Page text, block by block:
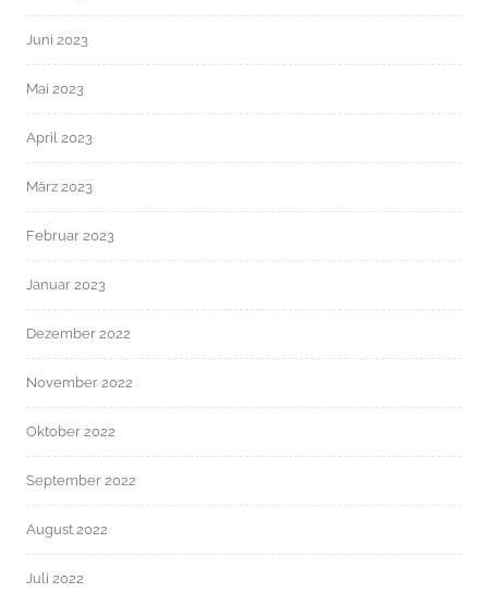
Juni 2023
Mai 2023
April 2023
März 2023
Februar 2023
Januar 2023
Dezember 2022
November 2022
Oktober 2022
September 2022
August 2022
Juli 2022